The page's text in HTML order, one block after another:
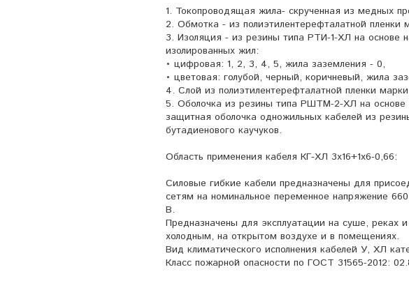
1. Токопроводящая жила- скрученная из медных
2. Обмотка - из полиэтилентерефталатной
3. Изоляция - из резины типа РТИ-1-ХЛ на основе
изолированных жил:
• цифровая: 1, 2, 3, 4, 5, жила заземления - 0,
• цветовая: голубой, черный, коричневый, жила
4. Слой из полиэтилентерефталатной пленки
5. Оболочка из резины типа РШТМ-2-ХЛ на основе
защитная оболочка одножильных кабелей из
бутадиенового каучуков.
Область применения кабеля КГ-ХЛ 3х16+1х6-0,66:
Силовые гибкие кабели предназначены для
сетям на номинальное переменное напряжение
В.
Предназначены для эксплуатации на суше, реках
холодным, на открытом воздухе и в помещениях.
Вид климатического исполнения кабелей У, ХЛ
Класс пожарной опасности по ГОСТ 31565-2012: